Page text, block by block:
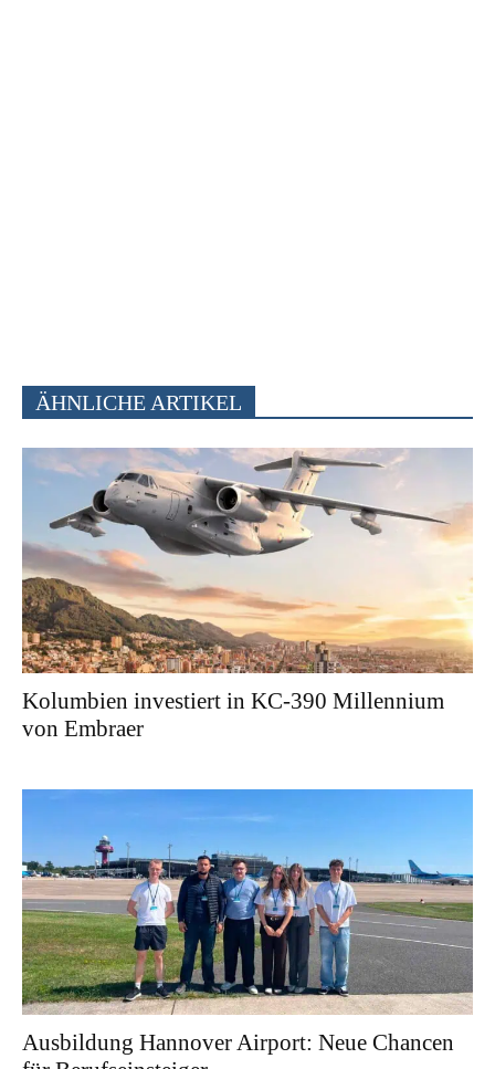
ÄHNLICHE ARTIKEL
Kolumbien investiert in KC-390 Millennium
von Embraer
Ausbildung Hannover Airport: Neue Chancen